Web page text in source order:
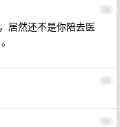
88
居然还不是你陪去医
89
90